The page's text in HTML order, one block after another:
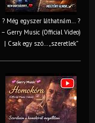
? Még egyszer láthatnám… ?
– Gerry Music (Official Video)
| Csak egy szó… „szeretlek”